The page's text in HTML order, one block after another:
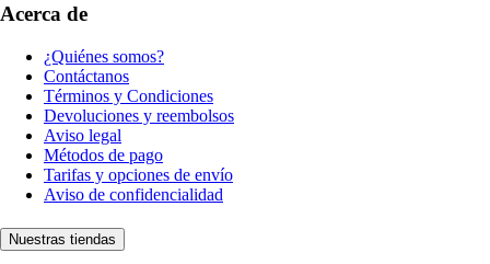
Acerca de
¿Quiénes somos?
Contáctanos
Términos y Condiciones
Devoluciones y reembolsos
Aviso legal
Métodos de pago
Tarifas y opciones de envío
Aviso de confidencialidad
Nuestras tiendas